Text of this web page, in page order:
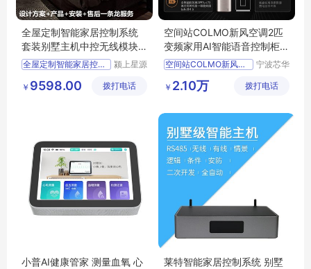
全屋定制智能家居控制系统
套装别墅主机中控无线模块
开关面板家电
全屋定制智能家居控制系统
颍上星源
有限公司
￥ 9598.00 拨打电话
空间站COLMO新风空调2匹
变频家用AI智能语音控制柜挂
两用
空间站COLMO新风空调
宁波芯华
有限公司
￥ 2.10万 拨打电话
小普AI健康管家 测量血氧 心
莱特智能家居控制系统 别墅